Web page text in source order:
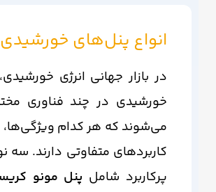
انواع پنل‌های خورشیدی
در بازار جهانی انرژی
خورشیدی در چند فناوری
می‌شوند که هر کدام ویژگی‌ها،
کاربردهای متفاوتی دارند. سه
پرکاربرد شامل پنل مونو